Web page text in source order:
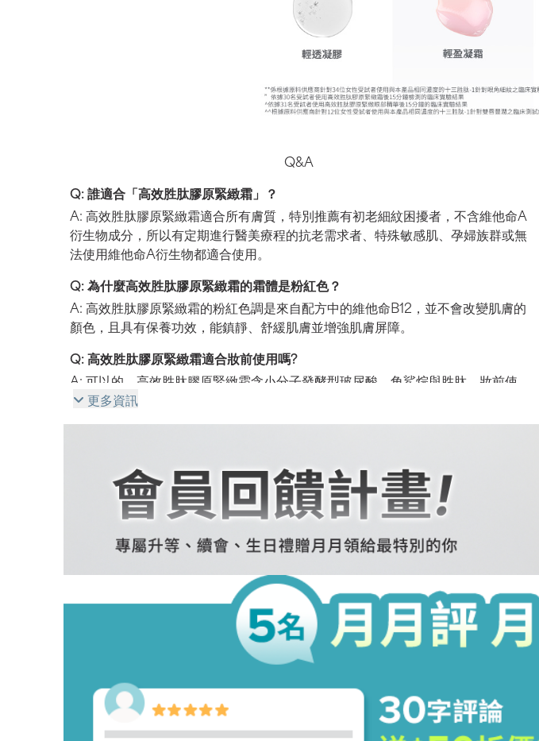
Q&A
Q: 誰適合「高效胜肽膠原緊緻霜」？
A: 高效胜肽膠原緊緻霜適合所有膚質，特別推薦有初老細紋困擾者，不含維他命A
衍生物成分，所以有定期進行醫美療程的抗老需求者、特殊敏感肌、孕婦族群或無
法使用維他命A衍生物都適合使用。
Q: 為什麼高效胜肽膠原緊緻霜的霜體是粉紅色？
A: 高效胜肽膠原緊緻霜的粉紅色調是來自配方中的維他命B12，並不會改變肌膚的
顏色，且具有保養功效，能鎮靜、舒緩肌膚並增強肌膚屏障。
Q: 高效胜肽膠原緊緻霜適合妝前使用嗎?
A: 可以的。高效胜肽膠原緊緻霜含小分子發酵型玻尿酸、角鯊烷與胜肽，妝前使
用能加強肌膚保濕，強化貼妝效果。
Q: 發酵型玻尿酸是什麼? 素食主義者也可以使用嗎？
容易被肌膚吸收，素食主義者也可以使用。
Q: 高效胜肽膠原緊緻霜適合乾性肌膚嗎？
A: 是的。高效胜肽膠原緊緻霜含小分子發酵型玻尿酸與角鯊烷有助於滋潤、修護
肌膚，恢復肌膚柔順平滑。
Q: 高效胜肽膠原緊緻精萃與高效胜肽膠原緊緻霜搭配使用效果會更好嗎？
A: 高效胜肽膠原緊緻精萃含六種胜肽協同作用，強強聯手，全方面抗老化。​高效
胜肽膠原緊緻霜含有三種胜肽、角鯊烷與蘋果萃取，一抹化水，長效保濕。​兩款疊
擦可以強化胜肽作用同時保濕，強化肌膚障壁，有效抗老化。​
Q: 高效胜肽膠原緊緻霜適合痘痘肌膚嗎?
A: 是的。高效胜肽膠原緊緻霜無油配方*，質地輕盈，油性肌膚也能水嫩無負擔。
*此產品不含植物油、礦物油配方
更多資訊